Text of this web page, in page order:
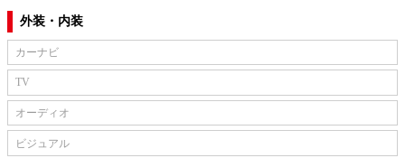
外装・内装
カーナビ
TV
オーディオ
ビジュアル